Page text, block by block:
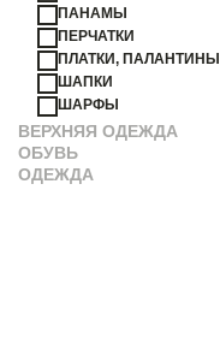
ПАНАМЫ
ПЕРЧАТКИ
ПЛАТКИ, ПАЛАНТИНЫ
ШАПКИ
ШАРФЫ
ВЕРХНЯЯ ОДЕЖДА
ОБУВЬ
ОДЕЖДА